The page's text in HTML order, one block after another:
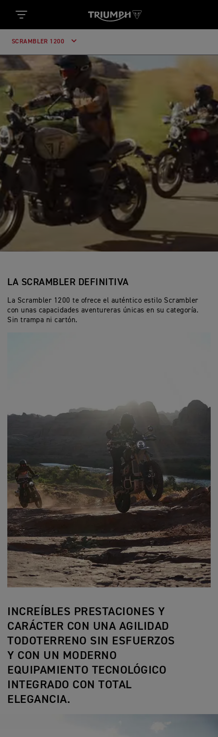
SCRAMBLER 1200
LA SCRAMBLER DEFINITIVA
La Scrambler 1200 te ofrece el auténtico estilo Scrambler
con unas capacidades aventureras únicas en su categoría.
Sin trampa ni cartón.
INCREÍBLES PRESTACIONES Y
CARÁCTER CON UNA AGILIDAD
TODOTERRENO SIN ESFUERZOS
Y CON UN MODERNO
EQUIPAMIENTO TECNOLÓGICO
INTEGRADO CON TOTAL
ELEGANCIA.